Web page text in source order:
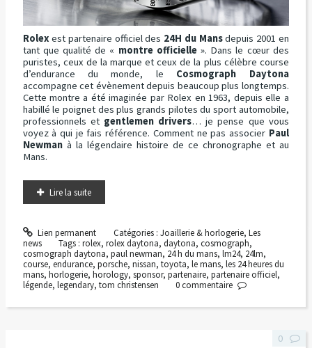
Rolex est partenaire officiel des 24H du Mansdepuis 2001 en
tant que qualité de « montre officielle». Dans le cœur des
puristes, ceux de la marque et ceux de la plus célèbre course
d’endurance du monde, le Cosmograph Daytona
accompagne cet évènement depuis beaucoup plus longtemps.
Cette montre a été imaginée par Rolex en 1963, depuis elle a
habillé le poignet des plus grands pilotes du sport automobile,
professionnels et gentlemen drivers… je pense que vous
voyez à qui je fais référence. Comment ne pas associer Paul
Newmanà la légendaire histoire de ce chronographe et au
Mans.
Lire la suite
Lien permanent Catégories : Joaillerie & horlogerie, Les
news
Tags :rolex,rolex daytona,daytona,cosmograph,
cosmograph daytona, paul newman, 24 h du mans, lm24, 24lm,
course, endurance, porsche, nissan, toyota, le mans, les 24 heures du
mans, horlogerie, horology, sponsor, partenaire, partenaire officiel,
légende, legendary, tom christensen 0commentaire
0